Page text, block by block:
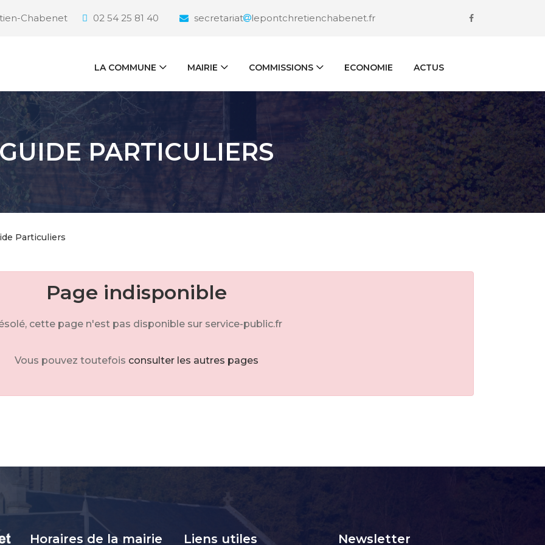
Chabenet 02 54 25 81 40 secretariat lepontchretienchabenet.fr
LA COMMUNE MAIRIE COMMISSIONS ECONOMIE ACTUS
PARTICULIERS
Particuliers
Page indisponible
cette page n'est pas disponible sur service-public.fr
Vous pouvez toutefois consulter les autres pages
Horaires de la mairie Liens utiles Newsletter